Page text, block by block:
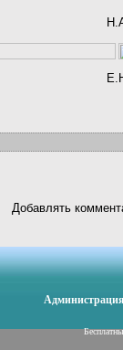
Добавлять